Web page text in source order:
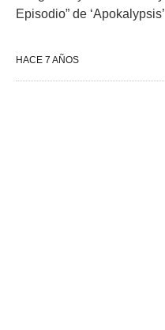
Episodio” de ‘Apokalypsis’
HACE 7 AÑOS